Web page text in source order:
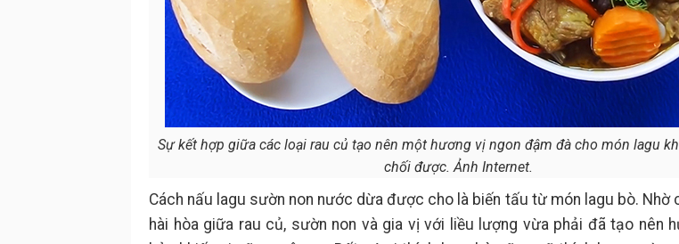
Sự kết hợp giữa các loại rau củ tạo nên một hương vị ngon đậm đà cho món lagu
chối được. Ảnh Internet.
Cách nấu lagu sườn non nước dừa được cho là biến tấu từ món lagu bò. Nhờ
hài hòa giữa rau củ, sườn non và gia vị với liều lượng vừa phải đã tạo nên